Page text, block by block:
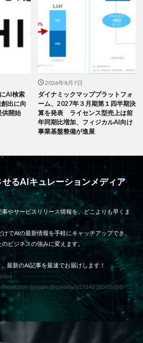
AI検索
出に向
供開始
2026年8月7日
ダイナミックマッププラットフォ
ーム、2027年３月期第１四半期決
算を発表 ライセンス型売上は前
年同期比増加、フィジカルAI向け
事業基盤整備が進展
せるAIキュレーションメディア
やサービスリリース情報を、どこよりも早くま
でAIの最新情報を手軽にキャッチアップでき、
ビジネスの強みに変えます。
最新のAI記事を最速でお届けします！
people/Bizaidea/61554218505638/